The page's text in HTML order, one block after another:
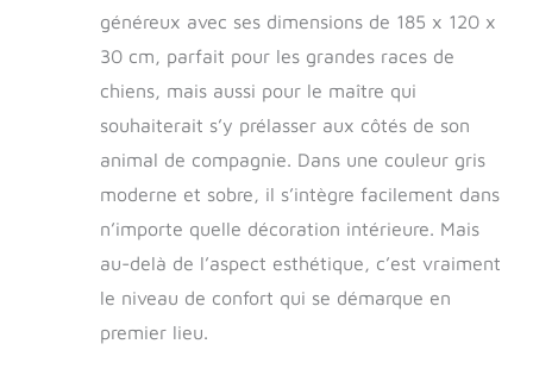
devient votre oasis
de confort !
Environnement sûr
et confortable :
conçu avec des
rembourrages
latéraux moelleux,
offrant à votre ami à
quatre pattes un
espace de repos
sécurisé et
confortable,
généreux avec ses dimensions de 185 x 120 x
30 cm, parfait pour les grandes races de
chiens, mais aussi pour le maître qui
souhaiterait s’y prélasser aux côtés de son
animal de compagnie. Dans une couleur gris
moderne et sobre, il s’intègre facilement dans
n’importe quelle décoration intérieure. Mais
au-delà de l’aspect esthétique, c’est vraiment
le niveau de confort qui se démarque en
premier lieu.